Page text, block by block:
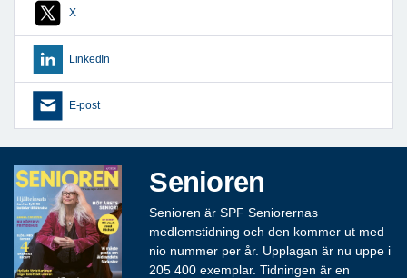
X
LinkedIn
E-post
Senioren
Senioren är SPF Seniorernas
medlemstidning och den kommer ut med
nio nummer per år. Upplagan är nu uppe i
205 400 exemplar. Tidningen är en